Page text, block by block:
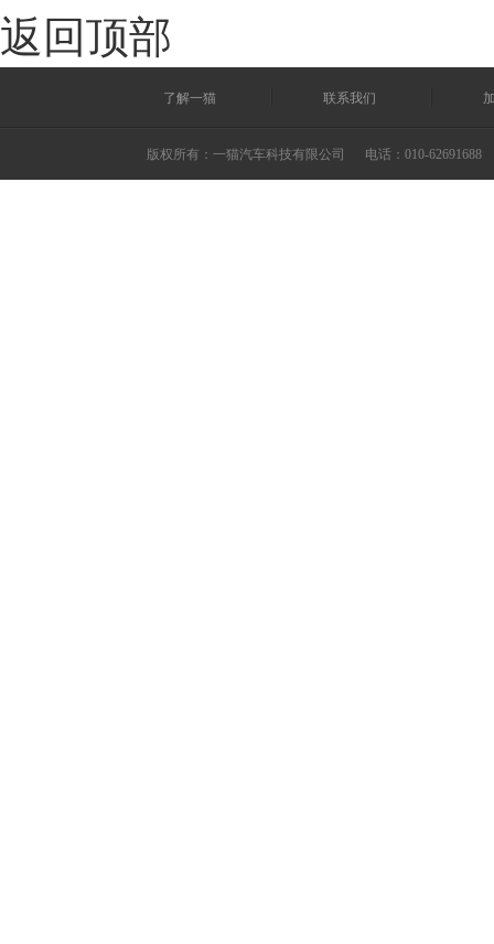
返回顶部
了解一猫 联系我们
版权所有：一猫汽车科技有限公司 电话：010-